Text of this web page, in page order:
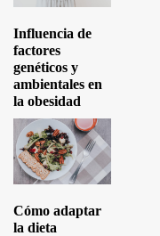
Influencia de
factores
genéticos y
ambientales en
la obesidad
Cómo adaptar
la dieta